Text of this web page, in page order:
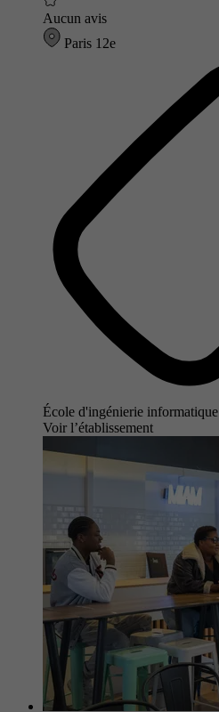
Aucun avis
Paris 12e
École d'ingénierie informatique
Voir l’établissement